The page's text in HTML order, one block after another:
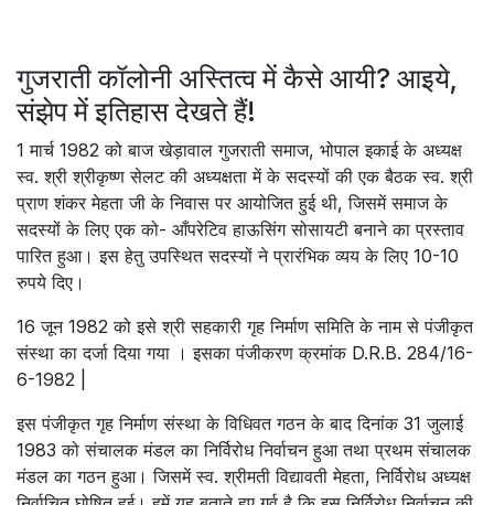
गुजराती कॉलोनी अस्तित्व में कैसे आयी? आइये,
संझेप में इतिहास देखते हैं!
1 मार्च 1982 को बाज खेड़ावाल गुजराती समाज, भोपाल इकाई के अध्यक्ष
स्व. श्री श्रीकृष्ण सेलट की अध्यक्षता में के सदस्यों की एक बैठक स्व. श्री
प्राण शंकर मेहता जी के निवास पर आयोजित हुई थी, जिसमें समाज के
सदस्यों के लिए एक को- आँपरेटिव हाऊसिंग सोसायटी बनाने का प्रस्ताव
पारित हुआ। इस हेतु उपस्थित सदस्यों ने प्रारंभिक व्यय के लिए 10-10
रुपये दिए।
16 जून 1982 को इसे श्री सहकारी गृह निर्माण समिति के नाम से पंजीकृत
संस्था का दर्जा दिया गया । इसका पंजीकरण क्रमांक D.R.B. 284/16-
6-1982 |
इस पंजीकृत गृह निर्माण संस्था के विधिवत गठन के बाद दिनांक 31 जुलाई
1983 को संचालक मंडल का निर्विरोध निर्वाचन हुआ तथा प्रथम संचालक
मंडल का गठन हुआ। जिसमें स्व. श्रीमती विद्यावती मेहता, निर्विरोध अध्यक्ष